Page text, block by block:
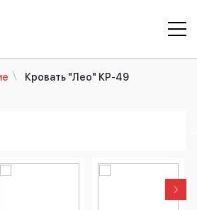
Кровать "Лео" КР-49